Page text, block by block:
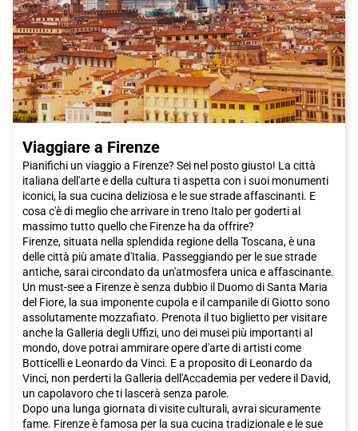
Viaggiare a Firenze
Pianifichi un viaggio a Firenze? Sei nel posto giusto! La città
italiana dell'arte e della cultura ti aspetta con i suoi monumenti
iconici, la sua cucina deliziosa e le sue strade affascinanti. E
cosa c'è di meglio che arrivare in treno Italo per goderti al
massimo tutto quello che Firenze ha da offrire?
Firenze, situata nella splendida regione della Toscana, è una
delle città più amate d'Italia. Passeggiando per le sue strade
antiche, sarai circondato da un'atmosfera unica e affascinante.
Un must-see a Firenze è senza dubbio il Duomo di Santa Maria
del Fiore, la sua imponente cupola e il campanile di Giotto sono
assolutamente mozzafiato. Prenota il tuo biglietto per visitare
anche la Galleria degli Uffizi, uno dei musei più importanti al
mondo, dove potrai ammirare opere d'arte di artisti come
Botticelli e Leonardo da Vinci. E a proposito di Leonardo da
Vinci, non perderti la Galleria dell'Accademia per vedere il David,
un capolavoro che ti lascerà senza parole.
Dopo una lunga giornata di visite culturali, avrai sicuramente
fame. Firenze è famosa per la sua cucina tradizionale e le sue